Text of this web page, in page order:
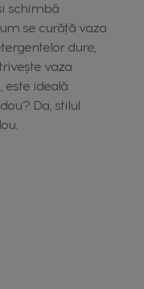
schimbă
se curăță vaza
dure,
vaza
este ideală
Da, stilul